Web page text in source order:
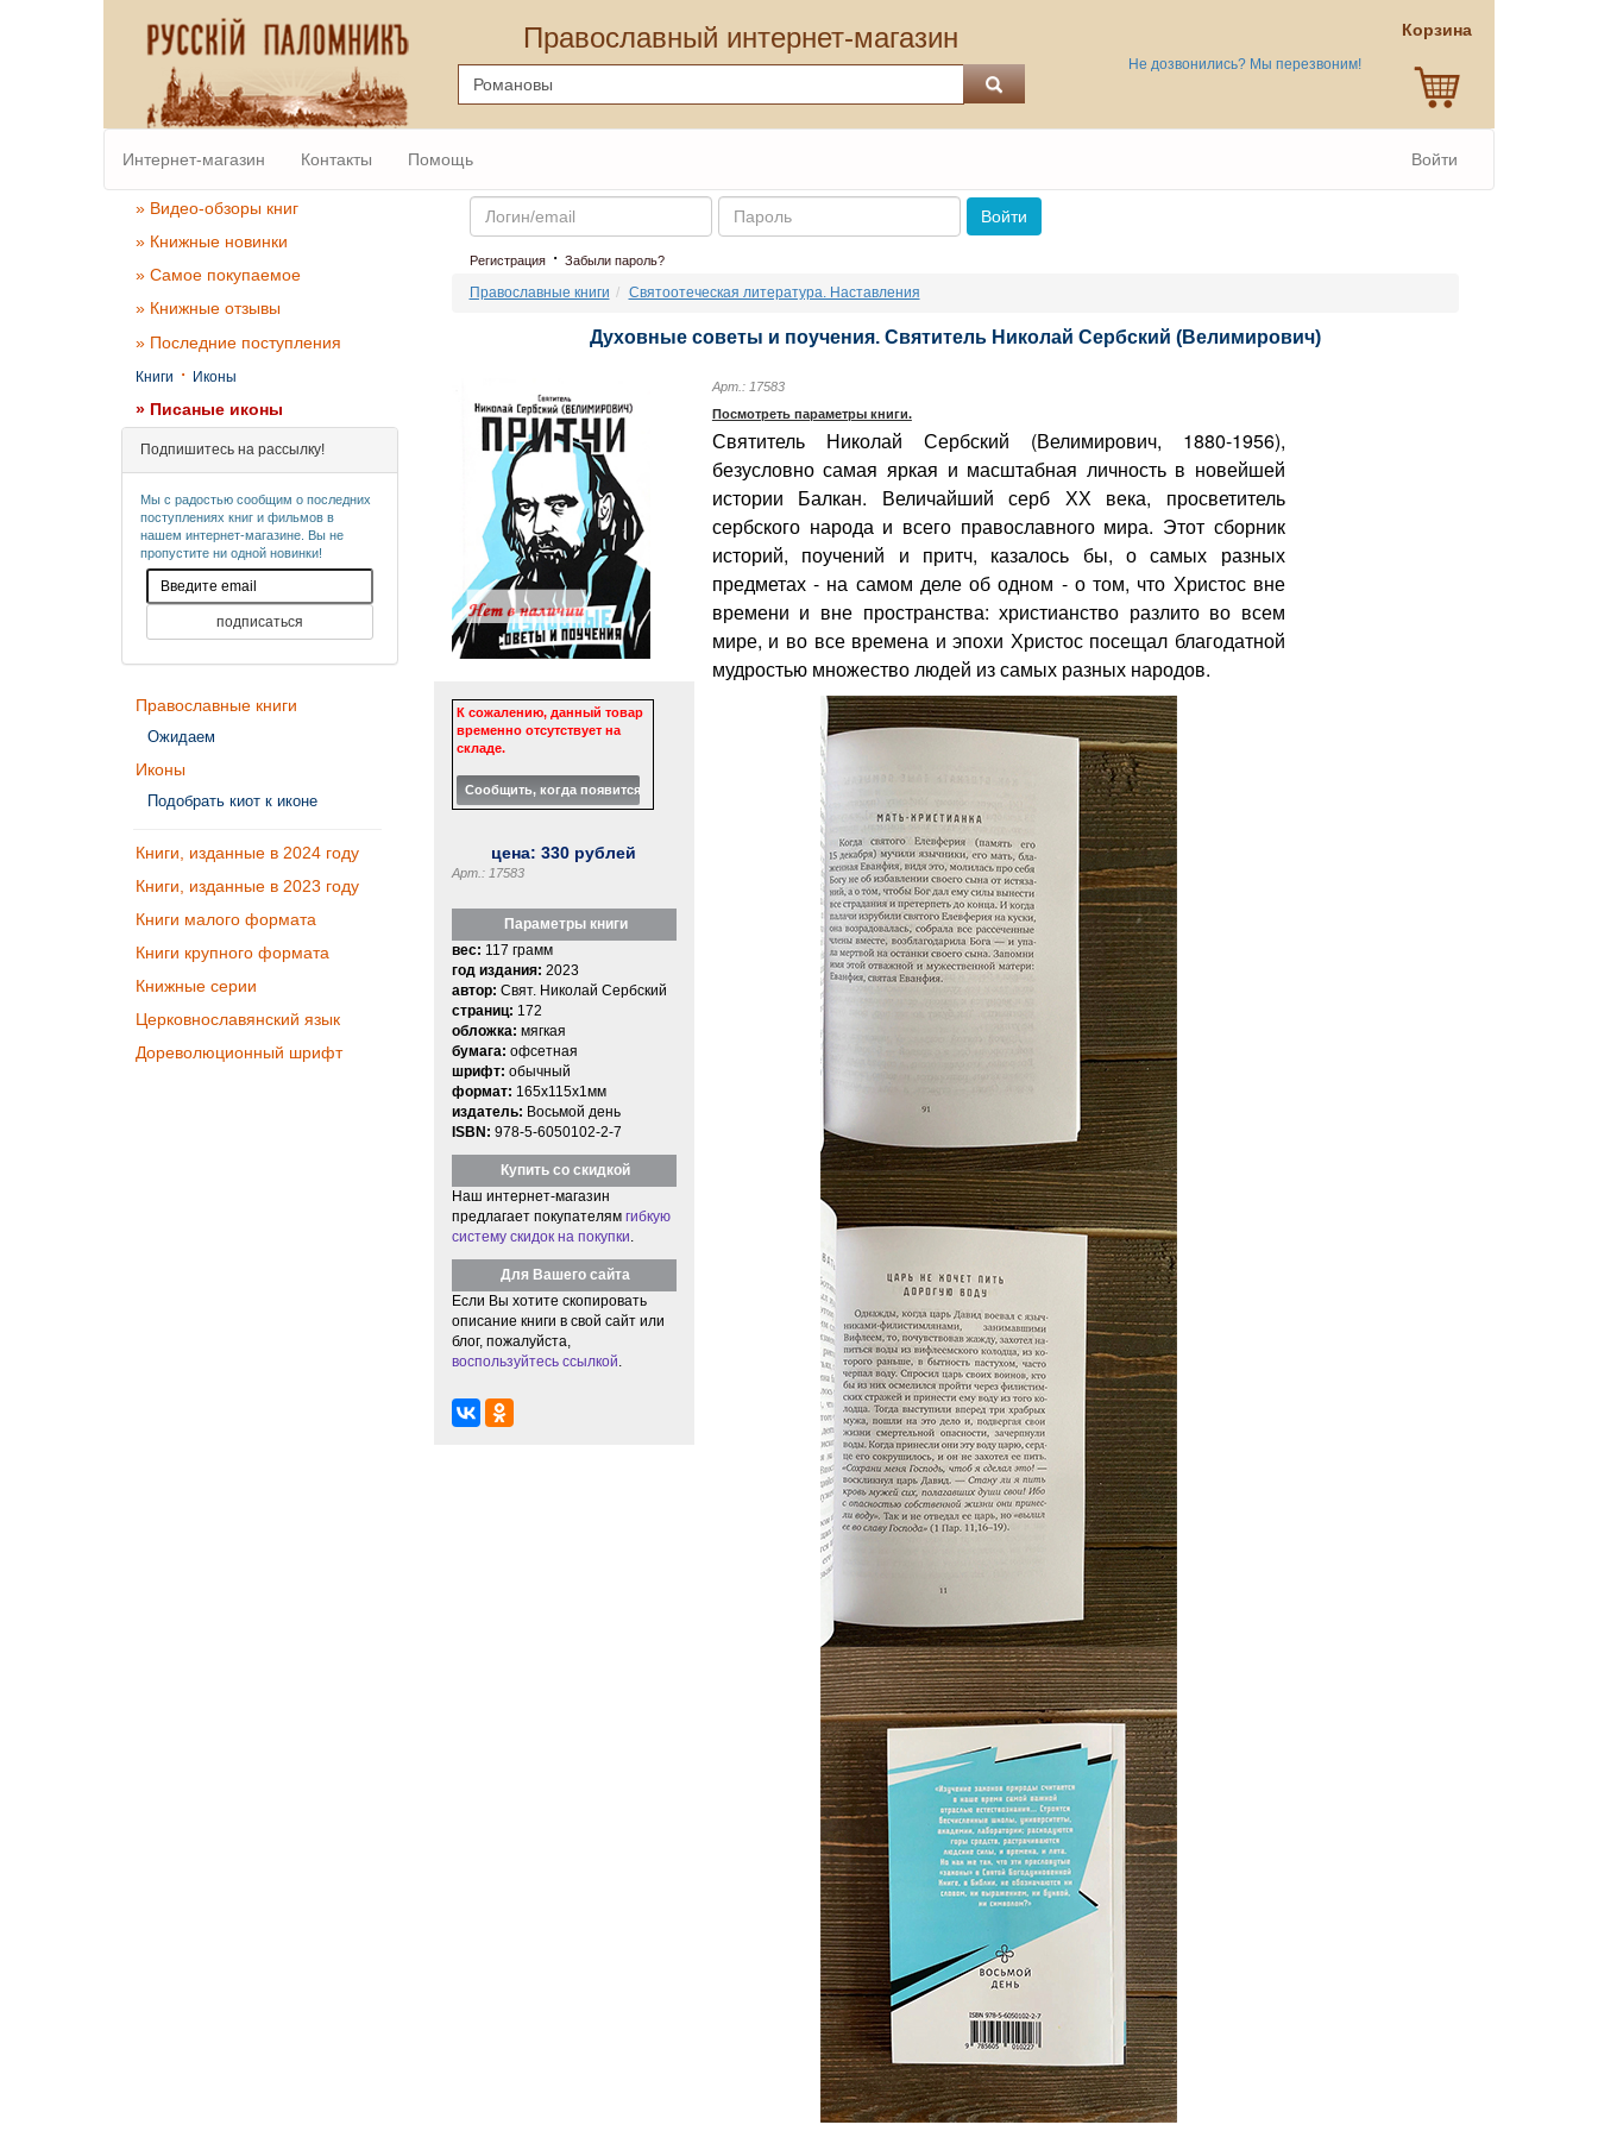
Православный интернет-магазин
Не дозвонились? Мы перезвоним!
Корзина
Интернет-магазин Контакты Помощь Войти
» Видео-обзоры книг
» Книжные новинки
» Самое покупаемое
» Книжные отзывы
» Последние поступления
Книги · Иконы
» Писаные иконы
Подпишитесь на рассылку!
Мы с радостью сообщим о последних
поступлениях книг и фильмов в
нашем интернет-магазине. Вы не
пропустите ни одной новинки!
Православные книги
Ожидаем
Иконы
Подобрать киот к иконе
Книги, изданные в 2024 году
Книги, изданные в 2023 году
Книги малого формата
Книги крупного формата
Книжные серии
Церковнославянский язык
Дореволюционный шрифт
Email Пароль
Войти
Регистрация· Забыли пароль?
Православные книги Святоотеческая литература. Наставления
Духовные советы и поучения. Святитель Николай Сербский (Велимирович)
К сожалению, данный товар
временно отсутствует на
складе.
цена:330 рублей
Арт.: 17583
Параметры книги
вес: 117 грамм
год издания: 2023
автор: Свят. Николай Сербский
страниц: 172
обложка: мягкая
бумага: офсетная
шрифт: обычный
формат: 165x115x1мм
издатель: Восьмой день
ISBN: 978-5-6050102-2-7
Купить со скидкой
Наш интернет-магазин
предлагает покупателям гибкую
систему скидок на покупки
Для Вашего сайта
Если Вы хотите скопировать
описание книги в свой сайт или
блог, пожалуйста,
воспользуйтесь ссылкой
Арт.: 17583
Посмотреть параметры книги.
Святитель Николай Сербский (Велимирович, 1880-1956),
безусловно самая яркая и масштабная личность в новейшей
истории Балкан. Величайший серб ХХ века, просветитель
сербского народа и всего православного мира. Этот сборник
историй, поучений и притч, казалось бы, о самых разных
предметах - на самом деле об одном - о том, что Христос вне
времени и вне пространства: христианство разлито во всем
мире, и во все времена и эпохи Христос посещал благодатной
мудростью множество людей из самых разных народов.